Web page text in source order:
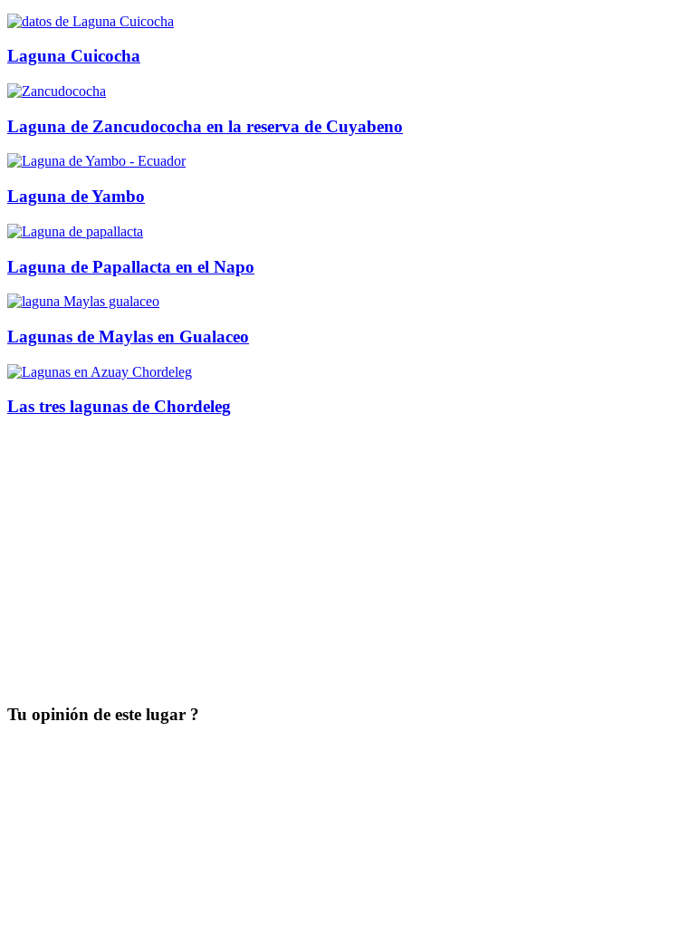
Laguna Cuicocha
Laguna de Zancudococha en la reserva de Cuyabeno
Laguna de Yambo
Laguna de Papallacta en el Napo
Lagunas de Maylas en Gualaceo
Las tres lagunas de Chordeleg
Tu opinión de este lugar ?